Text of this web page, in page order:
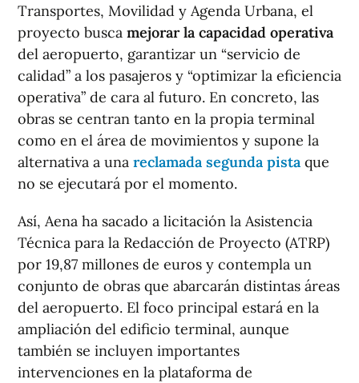
Transportes, Movilidad y Agenda Urbana, el
proyecto busca mejorar la capacidad operativa
del aeropuerto, garantizar un “servicio de
calidad” a los pasajeros y “optimizar la eficiencia
operativa” de cara al futuro. En concreto, las
obras se centran tanto en la propia terminal
como en el área de movimientos y supone la
alternativa a una reclamada segunda pista que
no se ejecutará por el momento.
Así, Aena ha sacado a licitación la Asistencia
Técnica para la Redacción de Proyecto (ATRP)
por 19,87 millones de euros y contempla un
conjunto de obras que abarcarán distintas áreas
del aeropuerto. El foco principal estará en la
ampliación del edificio terminal, aunque
también se incluyen importantes
intervenciones en la plataforma de